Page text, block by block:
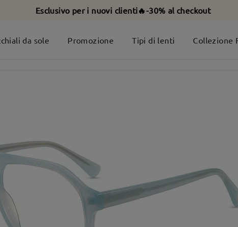
Esclusivo per i nuovi clienti🔥-30% al checkout
da sole Promozione Tipi di lenti Collezione